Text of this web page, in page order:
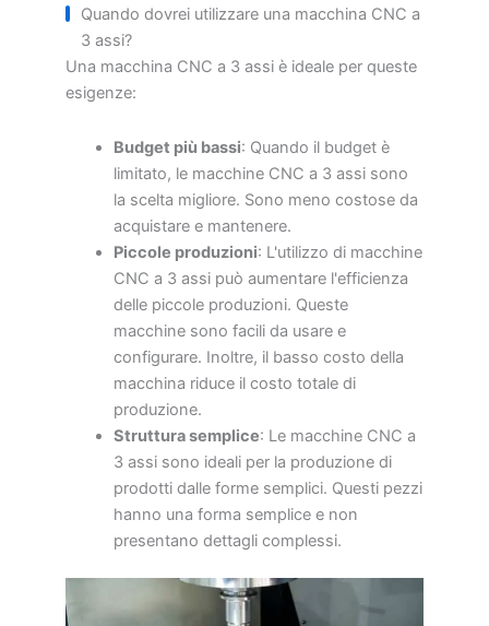
Quando dovrei utilizzare una macchina CNC a
3 assi?
Una macchina CNC a 3 assi è ideale per queste
esigenze:
Budget più bassi: Quando il budget è
limitato, le macchine CNC a 3 assi sono
la scelta migliore. Sono meno costose da
acquistare e mantenere.
Piccole produzioni: L'utilizzo di macchine
CNC a 3 assi può aumentare l'efficienza
delle piccole produzioni. Queste
macchine sono facili da usare e
configurare. Inoltre, il basso costo della
macchina riduce il costo totale di
produzione.
Struttura semplice: Le macchine CNC a
3 assi sono ideali per la produzione di
prodotti dalle forme semplici. Questi pezzi
hanno una forma semplice e non
presentano dettagli complessi.